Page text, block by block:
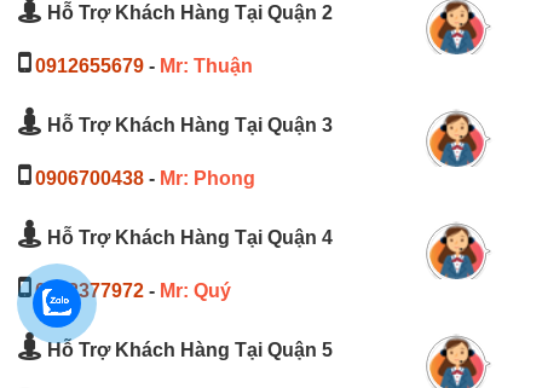
Hỗ Trợ Khách Hàng Tại Quận 2
0912655679 - Mr: Thuận
Hỗ Trợ Khách Hàng Tại Quận 3
0906700438 - Mr: Phong
Hỗ Trợ Khách Hàng Tại Quận 4
0932377972 - Mr: Quý
Hỗ Trợ Khách Hàng Tại Quận 5